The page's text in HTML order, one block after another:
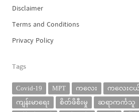
Disclaimer
Terms and Conditions
Privacy Policy
Tags
Covid-19 MPT ကလေး ကလေးင
ကျန်းမာရေး
စိတ်ဖိစီးမှု ဆရာကင်္ကသူ